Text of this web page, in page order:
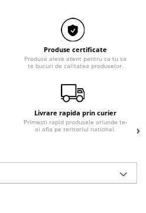
Produse certificate
Produse alese atent pentru ca tu sa
te bucuri de calitatea produselor.
Livrare rapida prin curier
Primesti rapid produsele oriunde te-
ai afla pe teritoriul national.